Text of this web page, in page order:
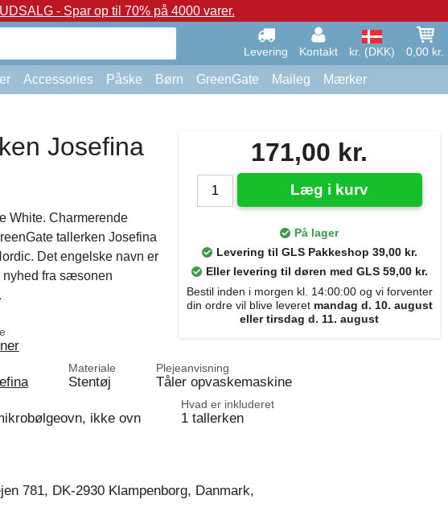
UDSALG - Spar op til 70% på 4000 varer.
Levering Kontakt kr. (DKK) 0,00 kr.
Accessories Påske Børn GreenGate Maileg Mærker
171,00 kr.
Læg i kurv
På lager
Levering til GLS Pakkeshop 39,00 kr.
Eller levering til døren med GLS 59,00 kr.
Bestil inden i morgen kl. 14:00:00 og vi forventer
din ordre vil blive leveret mandag d. 10. august
eller tirsdag d. 11. august
Josefina
White. Charmerende
tallerken Josefina
Det engelske navn er
nyhed fra sæsonen
Materiale
Stentøj
Plejeanvisning
Tåler opvaskemaskine
ikke ovn
Hvad er inkluderet
1 tallerken
781, DK-2930 Klampenborg, Danmark,